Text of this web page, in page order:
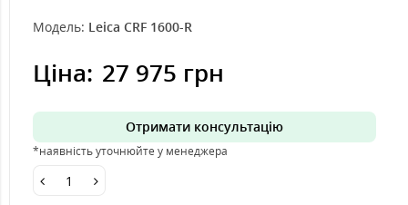
Модель: Leica CRF 1600-R
Ціна: 27 975 грн
Отримати консультацію
*наявність уточнюйте у менеджера